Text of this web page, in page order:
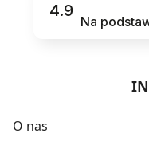
4.9
Na
O nas